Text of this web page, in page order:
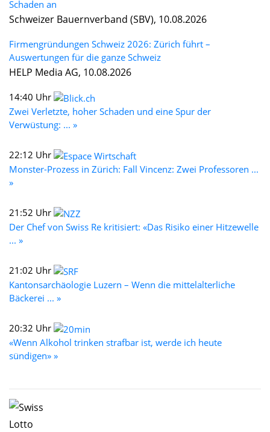
Schaden an
Schweizer Bauernverband (SBV), 10.08.2026
Firmengründungen Schweiz 2026: Zürich führt –
Auswertungen für die ganze Schweiz
HELP Media AG, 10.08.2026
14:40 Uhr
Zwei Verletzte, hoher Schaden und eine Spur der
Verwüstung: ... »
22:12 Uhr
Monster-Prozess in Zürich: Fall Vincenz: Zwei Professoren ...
»
21:52 Uhr
Der Chef von Swiss Re kritisiert: «Das Risiko einer Hitzewelle
... »
21:02 Uhr
Kantonsarchäologie Luzern – Wenn die mittelalterliche
Bäckerei ... »
20:32 Uhr
«Wenn Alkohol trinken strafbar ist, werde ich heute
sündigen» »